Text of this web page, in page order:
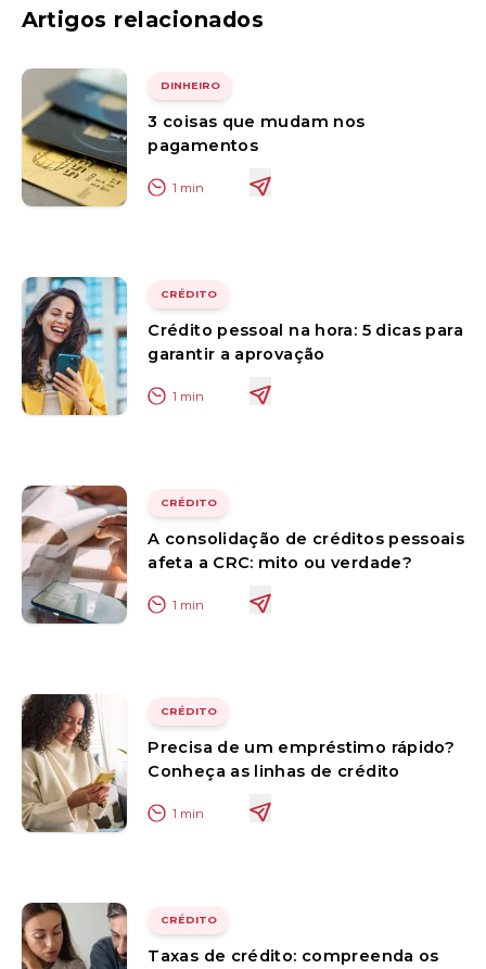
Artigos relacionados
DINHEIRO
3 coisas que mudam nos
pagamentos
1 min
CRÉDITO
Crédito pessoal na hora: 5 dicas para
garantir a aprovação
1 min
CRÉDITO
A consolidação de créditos pessoais
afeta a CRC: mito ou verdade?
1 min
CRÉDITO
Precisa de um empréstimo rápido?
Conheça as linhas de crédito
1 min
CRÉDITO
Taxas de crédito: compreenda os